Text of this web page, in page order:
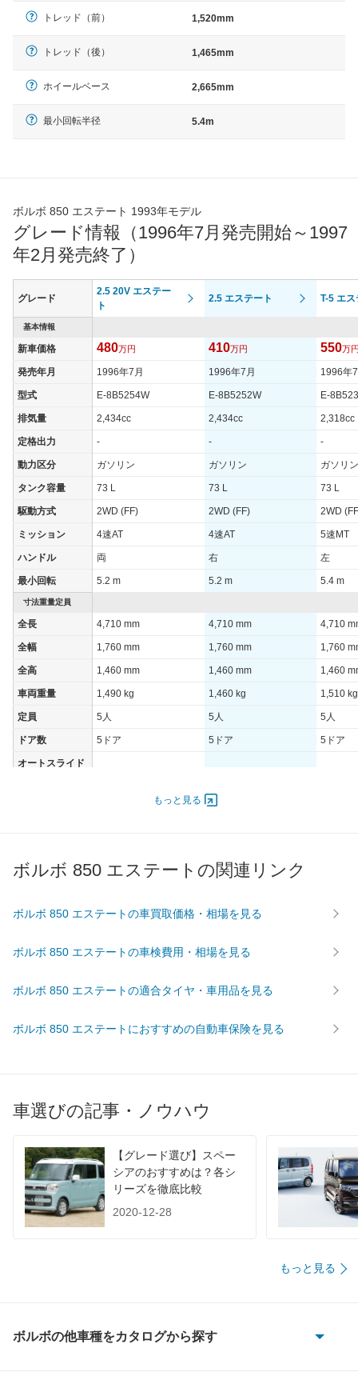
トレッド（前） 1,520mm
トレッド（後） 1,465mm
ホイールベース 2,665mm
最小回転半径 5.4m
ボルボ 850 エステート 1993年モデル
グレード情報（1996年7月発売開始～1997
年2月発売終了）
グレード
2.5 20V エステー
ト
2.5 エステート T-5 エ
基本情報
新車価格 480万円 410万円 550万
発売年月 1996年7月 1996年7月 1996年
型式 E-8B5254W E-8B5252W E-
排気量 2,434cc 2,434cc 2,318cc
定格出力 - - -
動力区分 ガソリン ガソリン ガソリン
タンク容量 73 L 73 L 73 L
駆動方式 2WD (FF) 2WD (FF) 2WD
ミッション 4速AT 4速AT 5速MT
ハンドル 両 右 左
最小回転 5.2 m 5.2 m 5.4 m
寸法重量定員
全長 4,710 mm 4,710 mm 4,710
全幅 1,760 mm 1,760 mm 1,760
全高 1,460 mm 1,460 mm 1,460
車両重量 1,490 kg 1,460 kg 1,510 kg
定員 5人 5人 5人
ドア数 5ドア 5ドア 5ドア
オートスライド
過給機 - -
前輪サイズ 195/60R15 195/60R15 205/
燃費
WLTC/郊外 - -
60km定地 -
装備オプション
もっと見る
ボルボ 850 エステートの関連リンク
ボルボ 850 エステートの車買取価格・相場を見る
ボルボ 850 エステートの車検費用・相場を見る
ボルボ 850 エステートの適合タイヤ・車用品を見る
ボルボ 850 エステートにおすすめの自動車保険を見る
車選びの記事・ノウハウ
【グレード選び】スペー
シアのおすすめは？各シ
リーズを徹底比較
2020-12-28
もっと見る
ボルボの他車種をカタログから探す